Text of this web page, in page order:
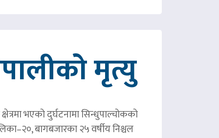
मृत्यु
भएको दुर्घटनामा सिन्धुपाल्चोकको
बागबजारका २५ वर्षीय निश्चल